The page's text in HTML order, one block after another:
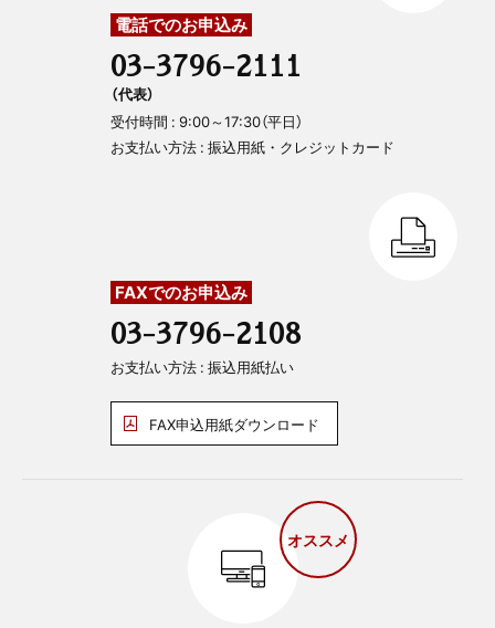
電話でのお申込み
03-3796-2111
（代表）
受付時間 : 9:00～17:30（平日）
お支払い方法 : 振込用紙・クレジットカード
FAXでのお申込み
03-3796-2108
お支払い方法 : 振込用紙払い
FAX申込用紙ダウンロード
オススメ